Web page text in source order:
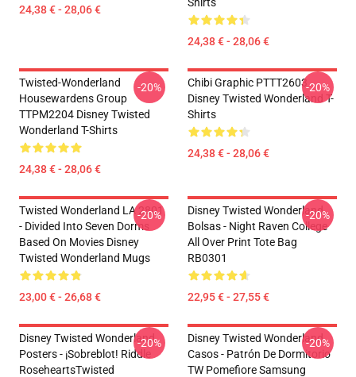
24,38 € - 28,06 €
24,38 € - 28,06 €
Twisted-Wonderland
Housewardens Group
TTPM2204 Disney Twisted
Wonderland T-Shirts
24,38 € - 28,06 €
-20%
Chibi Graphic PTTT2603
Disney Twisted Wonderland T-
Shirts
24,38 € - 28,06 €
-20%
Twisted Wonderland LA 2801
- Divided Into Seven Dorms
Based On Movies Disney
Twisted Wonderland Mugs
23,00 € - 26,68 €
-20%
Disney Twisted Wonderland
Bolsas - Night Raven College
All Over Print Tote Bag
RB0301
22,95 € - 27,55 €
-20%
Disney Twisted Wonderland
Posters - ¡Sobreblot! Riddle
RoseheartsTwisted
-20%
Disney Twisted Wonderland
Casos - Patrón De Dormitorio
TW Pomefiore Samsung
-20%